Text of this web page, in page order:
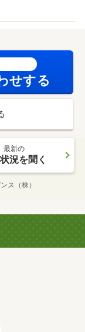
せする
最新の
況を聞く
ス（株）